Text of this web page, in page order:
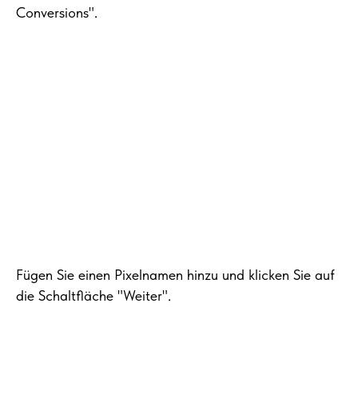
Conversions".
Fügen Sie einen Pixelnamen hinzu und klicken Sie auf
die Schaltfläche "Weiter".